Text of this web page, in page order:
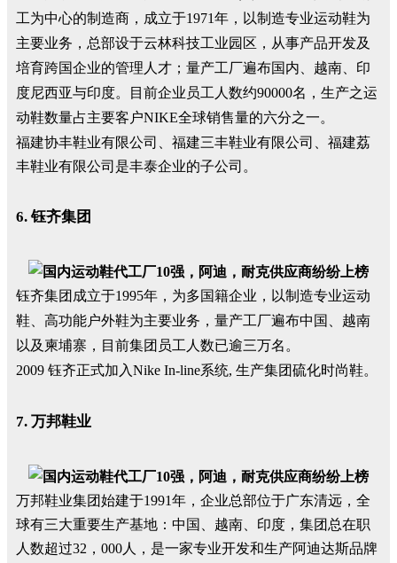
工为中心的制造商，成立于1971年，以制造专业运动鞋为
主要业务，总部设于云林科技工业园区，从事产品开发及
培育跨国企业的管理人才；量产工厂遍布国内、越南、印
度尼西亚与印度。目前企业员工人数约90000名，生产之运
动鞋数量占主要客户NIKE全球销售量的六分之一。
福建协丰鞋业有限公司、福建三丰鞋业有限公司、福建荔
丰鞋业有限公司是丰泰企业的子公司。
6. 钰齐集团
钰齐集团成立于1995年，为多国籍企业，以制造专业运动
鞋、高功能户外鞋为主要业务，量产工厂遍布中国、越南
以及柬埔寨，目前集团员工人数已逾三万名。
2009 钰齐正式加入Nike In-line系统, 生产集团硫化时尚鞋。
7. 万邦鞋业
万邦鞋业集团始建于1991年，企业总部位于广东清远，全
球有三大重要生产基地：中国、越南、印度，集团总在职
人数超过32，000人，是一家专业开发和生产阿迪达斯品牌